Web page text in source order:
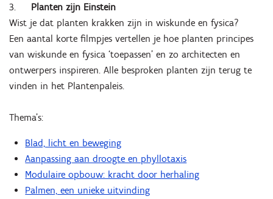
3. Planten zijn Einstein
Wist je dat planten krakken zijn in wiskunde en fysica?
Een aantal korte filmpjes vertellen je hoe planten principes
van wiskunde en fysica ‘toepassen’ en zo architecten en
ontwerpers inspireren. Alle besproken planten zijn terug te
vinden in het Plantenpaleis.
Thema's:
Blad, licht en beweging
Aanpassing aan droogte en phyllotaxis
Modulaire opbouw: kracht door herhaling
Palmen, een unieke uitvinding